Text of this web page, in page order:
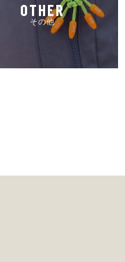
OTHER
その他